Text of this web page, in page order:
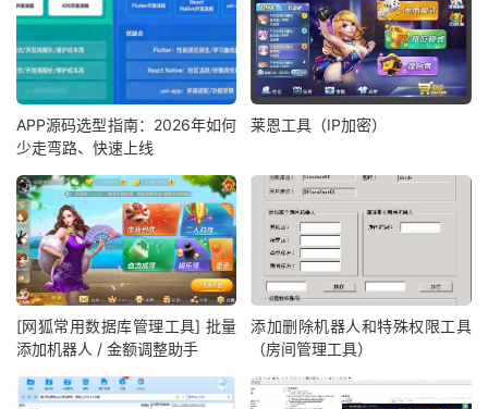
APP源码选型指南：2026年如何
少走弯路、快速上线
莱恩工具（IP加密）
[网狐常用数据库管理工具] 批量
添加机器人 / 金额调整助手
添加删除机器人和特殊权限工具
（房间管理工具）